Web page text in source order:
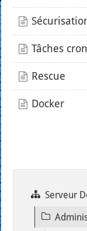
Tâches cron
Rescue
Docker
Serveur